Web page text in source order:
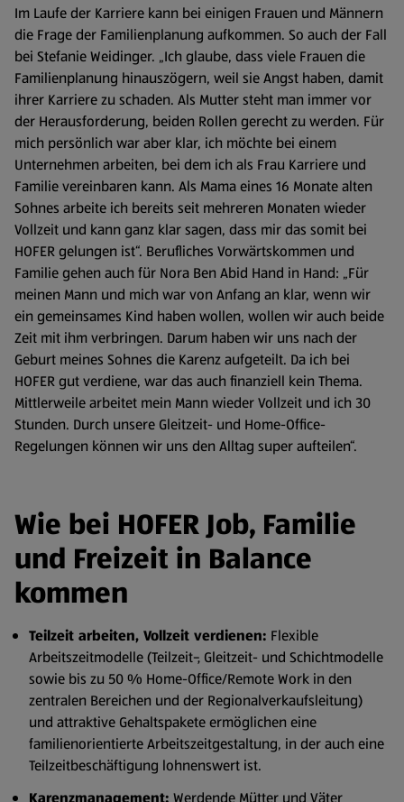
Im Laufe der Karriere kann bei einigen Frauen und Männern
die Frage der Familienplanung aufkommen. So auch der Fall
bei Stefanie Weidinger. „Ich glaube, dass viele Frauen die
Familienplanung hinauszögern, weil sie Angst haben, damit
ihrer Karriere zu schaden. Als Mutter steht man immer vor
der Herausforderung, beiden Rollen gerecht zu werden. Für
mich persönlich war aber klar, ich möchte bei einem
Unternehmen arbeiten, bei dem ich als Frau Karriere und
Familie vereinbaren kann. Als Mama eines 16 Monate alten
Sohnes arbeite ich bereits seit mehreren Monaten wieder
Vollzeit und kann ganz klar sagen, dass mir das somit bei
HOFER gelungen ist“. Berufliches Vorwärtskommen und
Familie gehen auch für Nora Ben Abid Hand in Hand: „Für
meinen Mann und mich war von Anfang an klar, wenn wir
ein gemeinsames Kind haben wollen, wollen wir auch beide
Zeit mit ihm verbringen. Darum haben wir uns nach der
Geburt meines Sohnes die Karenz aufgeteilt. Da ich bei
HOFER gut verdiene, war das auch finanziell kein Thema.
Mittlerweile arbeitet mein Mann wieder Vollzeit und ich 30
Stunden. Durch unsere Gleitzeit- und Home-Office-
Regelungen können wir uns den Alltag super aufteilen“.
Wie bei HOFER Job, Familie
und Freizeit in Balance
kommen
Teilzeit arbeiten, Vollzeit verdienen: Flexible
Arbeitszeitmodelle (Teilzeit-, Gleitzeit- und Schichtmodelle
sowie bis zu 50 % Home-Office/Remote Work in den
zentralen Bereichen und der Regionalverkaufsleitung)
und attraktive Gehaltspakete ermöglichen eine
familienorientierte Arbeitszeitgestaltung, in der auch eine
Teilzeitbeschäftigung lohnenswert ist.